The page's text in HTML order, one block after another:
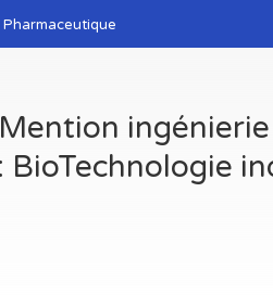
Pharmaceutique
ingénierie
BioTechnologie